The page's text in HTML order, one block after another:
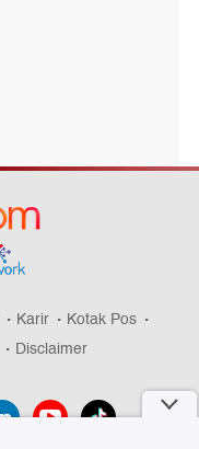
Karir
Kotak Pos
Disclaimer